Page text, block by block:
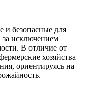
и безопасные для
исключением
В отличие от
хозяйства
ориентируясь на